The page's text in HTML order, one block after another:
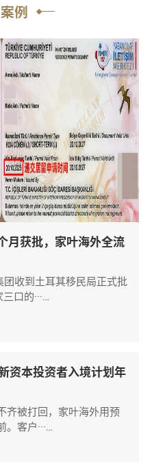
例
月获批，家叶海外全流
团收到土耳其移民局正式批
口的···…
资本投资者入境计划年
齐被打回，家叶海外用预
客户···…